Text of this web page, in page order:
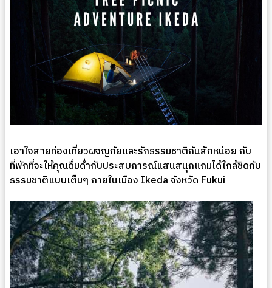
เอาใจสายท่องเที่ยวผจญภัยและรักธรรมชาติกันสักหน่อย กับ
ที่พักที่จะให้คุณดื่มด่ำกับประสบการณ์แสนสนุกแถมได้ใกล้ชิดกับ
ธรรมชาติแบบเต็มๆ ภายในเมือง Ikeda จังหวัด Fukui